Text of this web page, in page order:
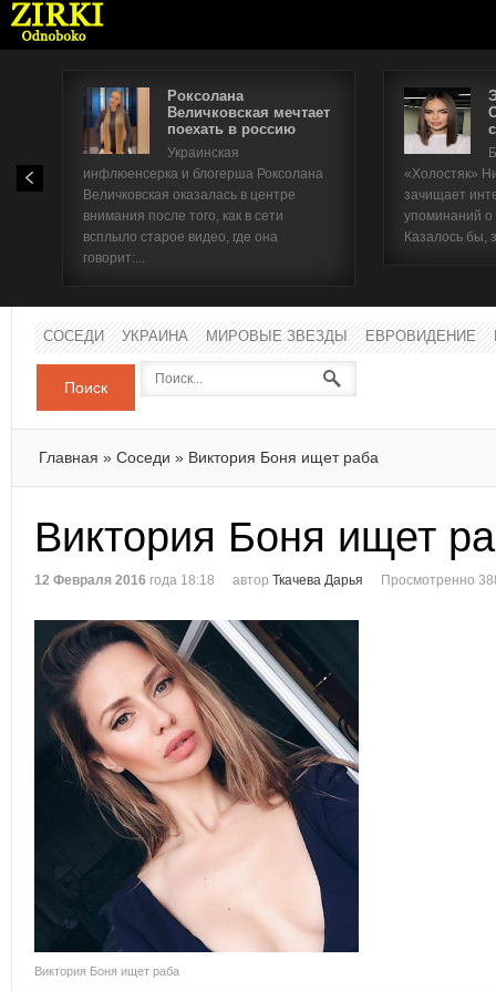
Роксолана
Величковская мечтает
поехать в россию
Украинская
инфлюенсерка и блогерша Роксолана
Величковская оказалась в центре
внимания после того, как в сети
всплыло старое видео, где она
говорит:...
«Холостяк»
зачищает
упоминаний
Казалось бы,
СОСЕДИ УКРАИНА МИРОВЫЕ ЗВЕЗДЫ ЕВРОВИДЕНИЕ
Поиск
Главная » Соседи » Виктория Боня ищет раба
Виктория Боня ищет
12 Февраля 2016 года 18:18 автор Ткачева Дарья Просмотренно
Виктория Боня ищет раба
Имя